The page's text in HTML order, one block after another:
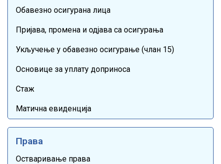
Обавезно осигурана лица
Пријава, промена и одјава са осигурања
Укључење у обавезно осигурање (члан 15)
Основице за уплату доприноса
Стаж
Матична евиденција
Права
Остваривање права